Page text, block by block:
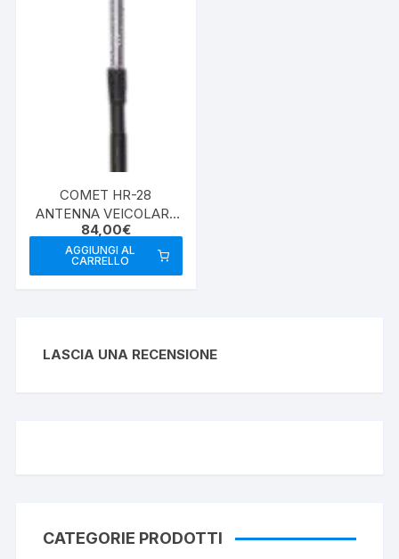
COMET HR-28
ANTENNA VEICOLARE
MONOBANDA 28MHz
84,00€
AGGIUNGI AL
CARRELLO
LASCIA UNA RECENSIONE
CATEGORIE PRODOTTI